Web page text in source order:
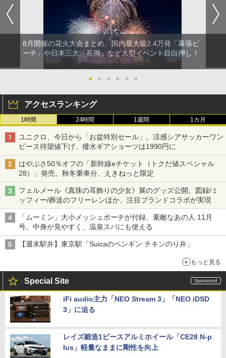
8月開催の花火大会まとめ。国内最大級2.4万発「幕張ビ
ーチ」や日本三大「長岡」など大型イベント目白押し！
● ● ● ● ● ●
アクセスランキング
1時間 24時間 1週間 1カ月
ユニクロ、今日から「お盆特別セール」。涼感シアサッカーワン
ピース待望値下げ、撥水ギアショーツは1990円に
はやぶさ50％オフの「新幹線eチケット（トクだ値スペシャル
28）」発売。秋冬乗車分、えきねっと限定
フェルメール《真珠の耳飾りの少女》展のグッズ公開。図録/ミ
ッフィー/葬送のフリーレンほか、注目ブランドコラボが実現
「ムーミン」大小メッシュポーチが付録、素敵なあの人 11月
号。中身が見やすく、温泉スパにも使える
【週末駅弁】東京駅「Suicaのペンギン チキンのり弁」
もっと見る
Special Site
iFi audio主力「NEO Stream 3」「NEO iDSD
3」に迫る
レイズ鍛造1ピースアルミホイール「CE28 N-p
lus」軽量なままに剛性を向上